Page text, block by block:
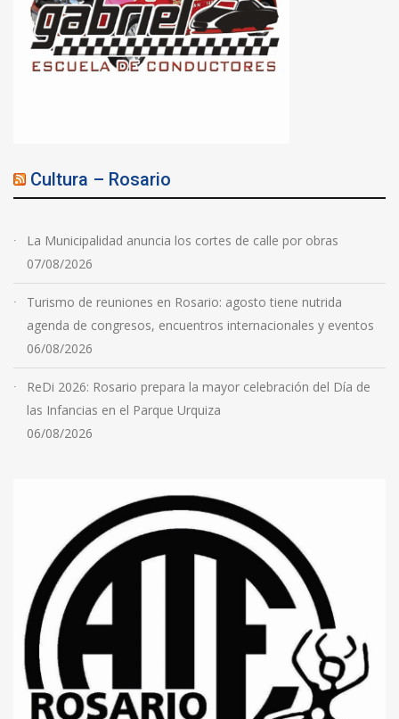
Cultura – Rosario
La Municipalidad anuncia los cortes de calle por obras
07/08/2026
Turismo de reuniones en Rosario: agosto tiene nutrida
agenda de congresos, encuentros internacionales y eventos
06/08/2026
ReDi 2026: Rosario prepara la mayor celebración del Día de
las Infancias en el Parque Urquiza
06/08/2026